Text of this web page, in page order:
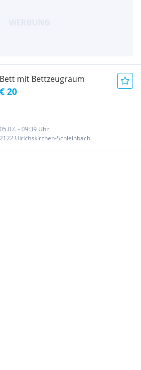
Bett mit Bettzeugraum
€ 20
05.07. - 09:39 Uhr
2122 Ulrichskirchen-Schleinbach